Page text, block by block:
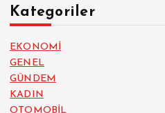
Kategoriler
EKONOMİ
GENEL
GÜNDEM
KADIN
OTOMOBİL